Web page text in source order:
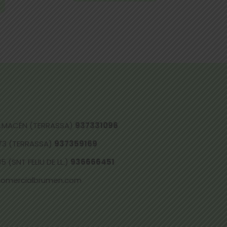
(TERRASSA) 937331096
(TERRASSA) 937359169
(SNT FELIU DE LL.) 936666451